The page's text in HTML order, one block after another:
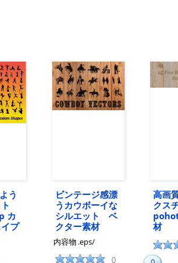
う
ト
カ
プ
ビンテージ感漂
うカウボーイな
シルエット ベ
クター素材
内容物 .eps/
0
高画
クス
材